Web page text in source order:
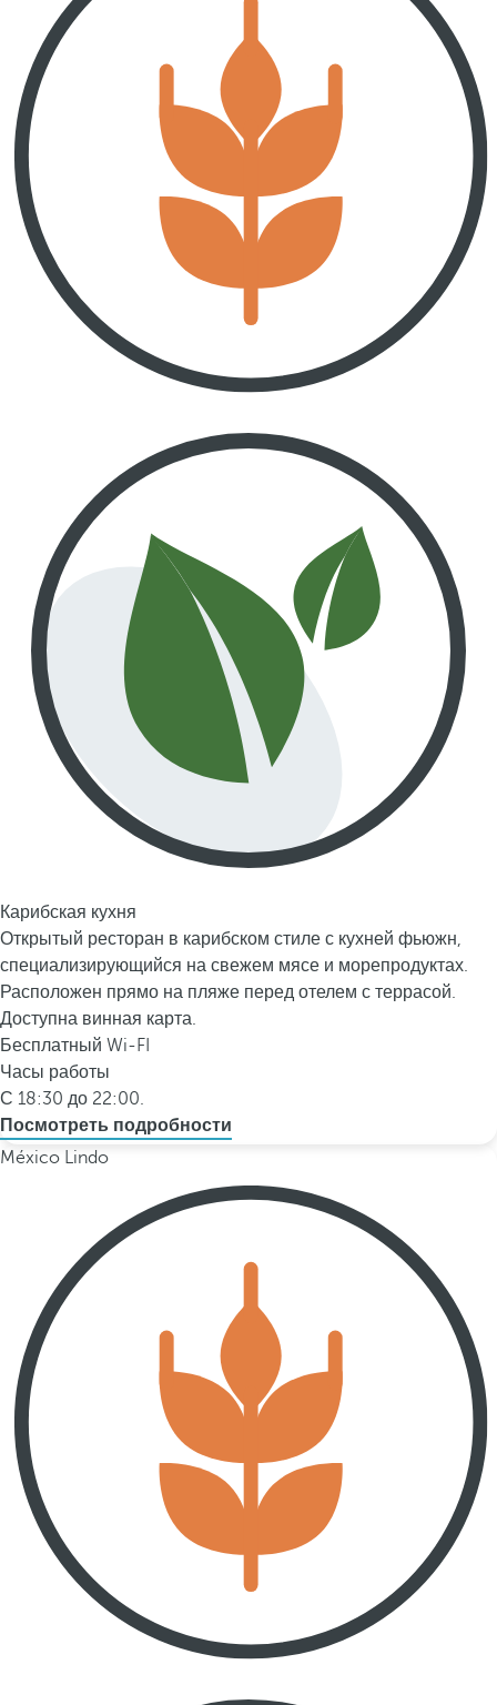
Карибская кухня
Открытый ресторан в карибском стиле с кухней фьюжн,
специализирующийся на свежем мясе и морепродуктах.
Расположен прямо на пляже перед отелем с террасой.
Доступна винная карта.
Бесплатный Wi-FI
Часы работы
С 18:30 до 22:00.
Посмотреть подробности
México Lindo